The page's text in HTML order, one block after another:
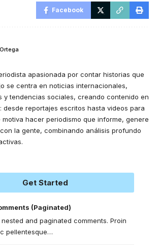
Facebook
apasionada por contar historias que
se centra en noticias internacionales,
y tendencias sociales, creando contenido en
desde reportajes escritos hasta videos para
motiva hacer periodismo que informe, genere
la gente, combinando análisis profundo
Get Started
(Paginated)
and paginated comments. Proin
pellentesque…